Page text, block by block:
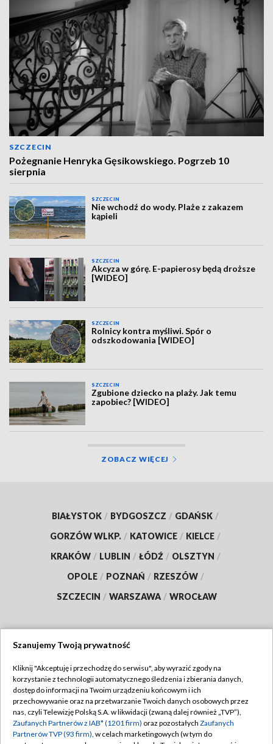
SZCZECIN
Pożegnanie Henryka Gęsikowskiego. Pogrzeb 10
sierpnia
SZCZECIN
Nie wchodź do wody. Plaże z zakazem
kąpieli
SZCZECIN
Akcyza w górę. E-papierosy będą droższe
[WIDEO]
SZCZECIN
Rolnicy kontra myśliwi. Spór o
odszkodowania [WIDEO]
SZCZECIN
Zgubione dziecko na plaży. Jak temu
zapobiec? [WIDEO]
ZOBACZ WIĘCEJ
BIAŁYSTOK / BYDGOSZCZ / GDAŃSK /
GORZÓW WLKP. / KATOWICE / KIELCE /
KRAKÓW / LUBLIN / ŁÓDŹ / OLSZTYN /
OPOLE / POZNAŃ / RZESZÓW /
SZCZECIN / WARSZAWA / WROCŁAW
TVP
Abonament TVP
Emisja w TVP
Centrum informacji TVP
Regulamin TVP
Polityka prywatności
Szanujemy Twoją prywatność
Kliknij "Akceptuję i przechodzę do serwisu", aby wyrazić zgody na
korzystanie z technologii automatycznego śledzenia i zbierania danych,
dostęp do informacji na Twoim urządzeniu końcowym i ich
przechowywanie oraz na przetwarzanie Twoich danych osobowych przez
nas, czyli Telewizję Polską S.A. w likwidacji (zwaną dalej również „TVP”),
Zaufanych Partnerów z IAB* (1201 firm) oraz pozostałych Zaufanych
Partnerów TVP (93 firm), w celach marketingowych (w tym do